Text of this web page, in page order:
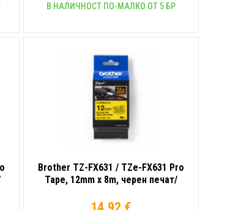
В НАЛИЧНОСТ ПО-МАЛКО ОТ 5 БР
Brother TZ-FX631 / TZe-FX631 Pro
Tape, 12mm x 8m, черен печат/